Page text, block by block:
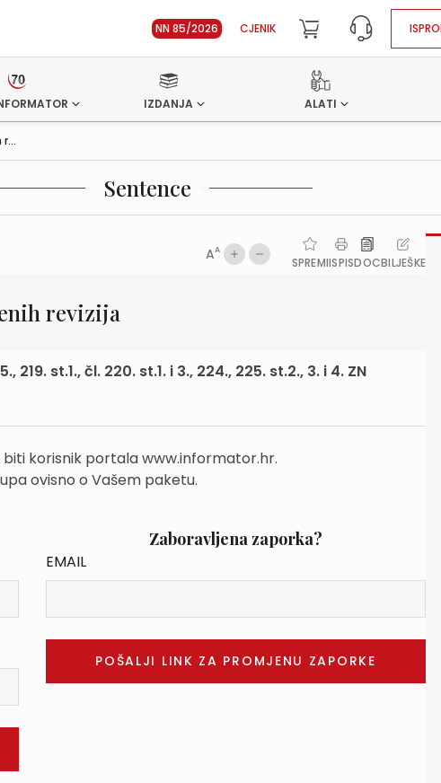
NN 85/2026 CJENIK
IZDANJA ALATI
Sentence
AA
SPREMIISPISDOCBILJEŠKE
revizija
st.1., čl. 220. st.1. i 3., 224., 225. st.2., 3. i 4. ZN
korisnik portala www.informator.hr.
ovisno o Vašem paketu.
Zaboravljena zaporka?
EMAIL